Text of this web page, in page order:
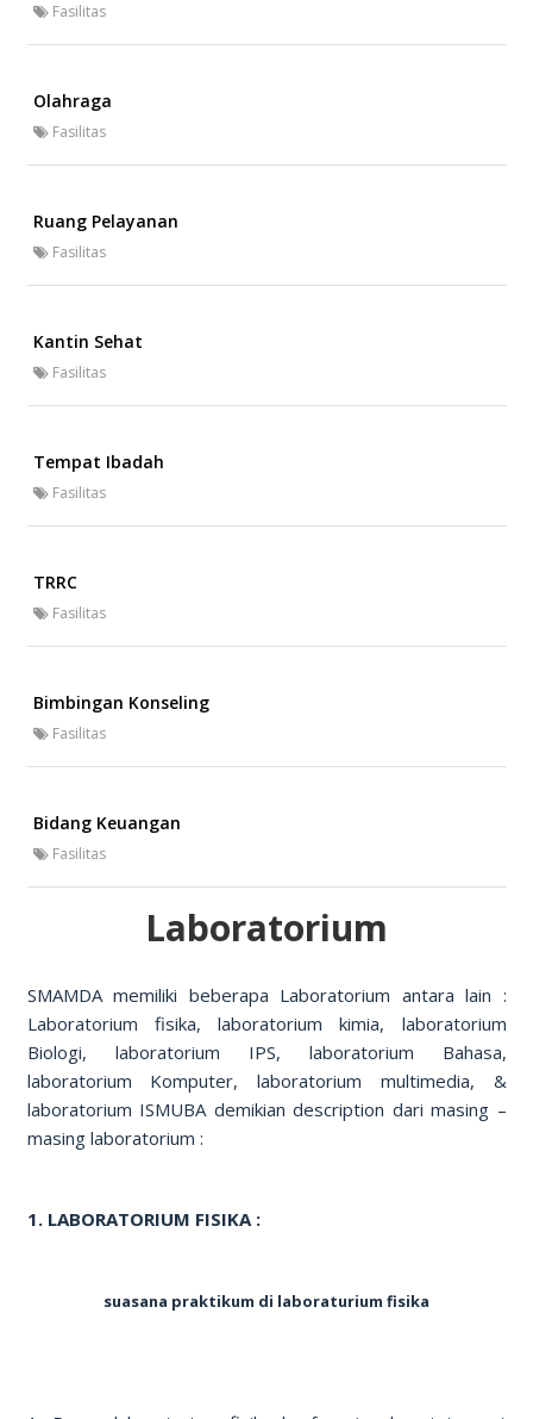
Fasilitas
Olahraga
Fasilitas
Ruang Pelayanan
Fasilitas
Kantin Sehat
Fasilitas
Tempat Ibadah
Fasilitas
TRRC
Fasilitas
Bimbingan Konseling
Fasilitas
Bidang Keuangan
Fasilitas
Laboratorium
SMAMDA memiliki beberapa Laboratorium antara lain :
Laboratorium fisika, laboratorium kimia, laboratorium
Biologi, laboratorium IPS, laboratorium Bahasa,
laboratorium Komputer, laboratorium multimedia, &
laboratorium ISMUBA demikian description dari masing –
masing laboratorium :
1. LABORATORIUM FISIKA :
suasana praktikum di laboraturium fisika